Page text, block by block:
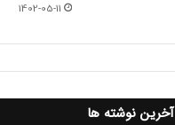
1402-05-11
آخرین نوشته ها